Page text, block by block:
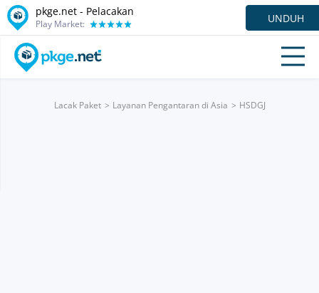
pkge.net - Pelacakan
Play Market: UNDUH
Lacak Paket Layanan Pengantaran di Asia HSDGJ